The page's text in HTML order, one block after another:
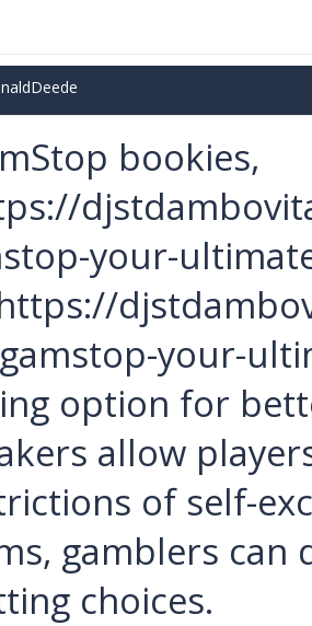
bookies,
your-
your-
option for
allow
of self-
gamblers can
choices.